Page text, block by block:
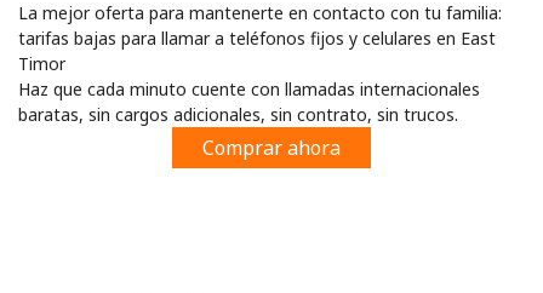
Regístrate con
o
La mejor oferta para mantenerte en contacto con tu familia:
tarifas bajas para llamar a teléfonos fijos y celulares en East
Timor
Haz que cada minuto cuente con llamadas internacionales
baratas, sin cargos adicionales, sin contrato, sin trucos.
Comprar ahora